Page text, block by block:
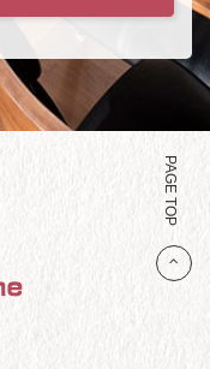
PAGE TOP